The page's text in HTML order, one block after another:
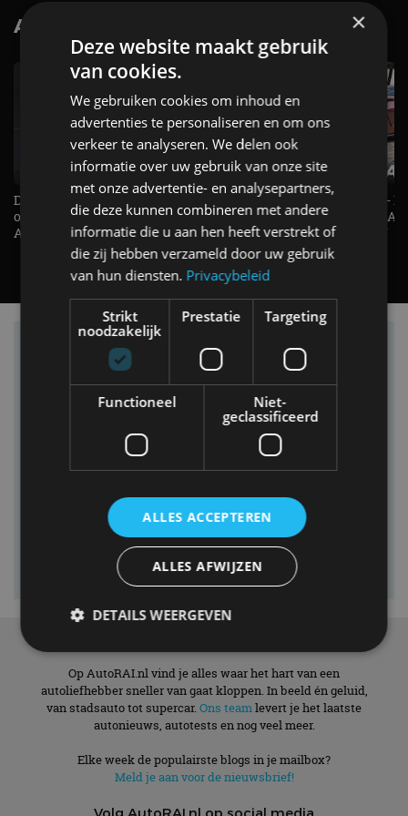
AutoRAI.nl TV
De Renault Twingo heeft een
opvallende snelheidsmeter! -
AutoRAI TV
De perfecte (gezins)taxi? -
ES500e (2026) - REVIEW -
UITGELEGD! - AutoRAI TV
Vind je auto in onze database
Op AutoRAI.nl vind je alles waar het hart van een
autoliefhebber sneller van gaat kloppen. In beeld én geluid,
van stadsauto tot supercar. Ons team levert je het laatste
autonieuws, autotests en nog veel meer.
Elke week de populairste blogs in je mailbox?
Meld je aan voor de nieuwsbrief!
Volg AutoRAI.nl op social media
×
Deze website maakt gebruik
van cookies.
We gebruiken cookies om inhoud en
advertenties te personaliseren en om ons
verkeer te analyseren. We delen ook
informatie over uw gebruik van onze site
met onze advertentie- en analysepartners,
die deze kunnen combineren met andere
informatie die u aan hen heeft verstrekt of
die zij hebben verzameld door uw gebruik
van hun diensten. Privacybeleid
Strikt
noodzakelijk
Prestatie Targeting
Functioneel
Niet-
geclassificeerd
ALLES ACCEPTEREN
ALLES AFWIJZEN
DETAILS WEERGEVEN
Strikt noodzakelijk Prestatie
Targeting
Functioneel
Niet-geclassificeerd
kernfunctionaliteiten van de website mogelijk, zoals
gebruikersaanmelding en accountbeheer. De
strikt noodzakelijke cookies.